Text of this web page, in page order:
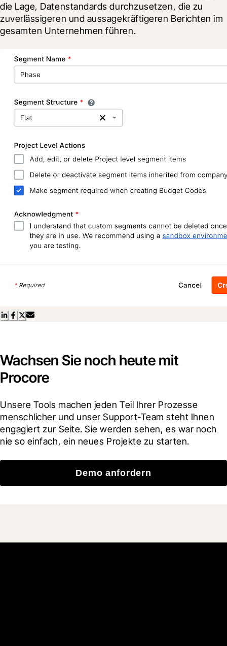
die Lage, Datenstandards durchzusetzen, die zu
zuverlässigeren und aussagekräftigeren Berichten im
gesamten Unternehmen führen.
Wachsen Sie noch heute mit
Procore
Unsere Tools machen jeden Teil Ihrer Prozesse
menschlicher und unser Support-Team steht Ihnen
engagiert zur Seite. Sie werden sehen, es war noch
nie so einfach, ein neues Projekte zu starten.
Demo anfordern